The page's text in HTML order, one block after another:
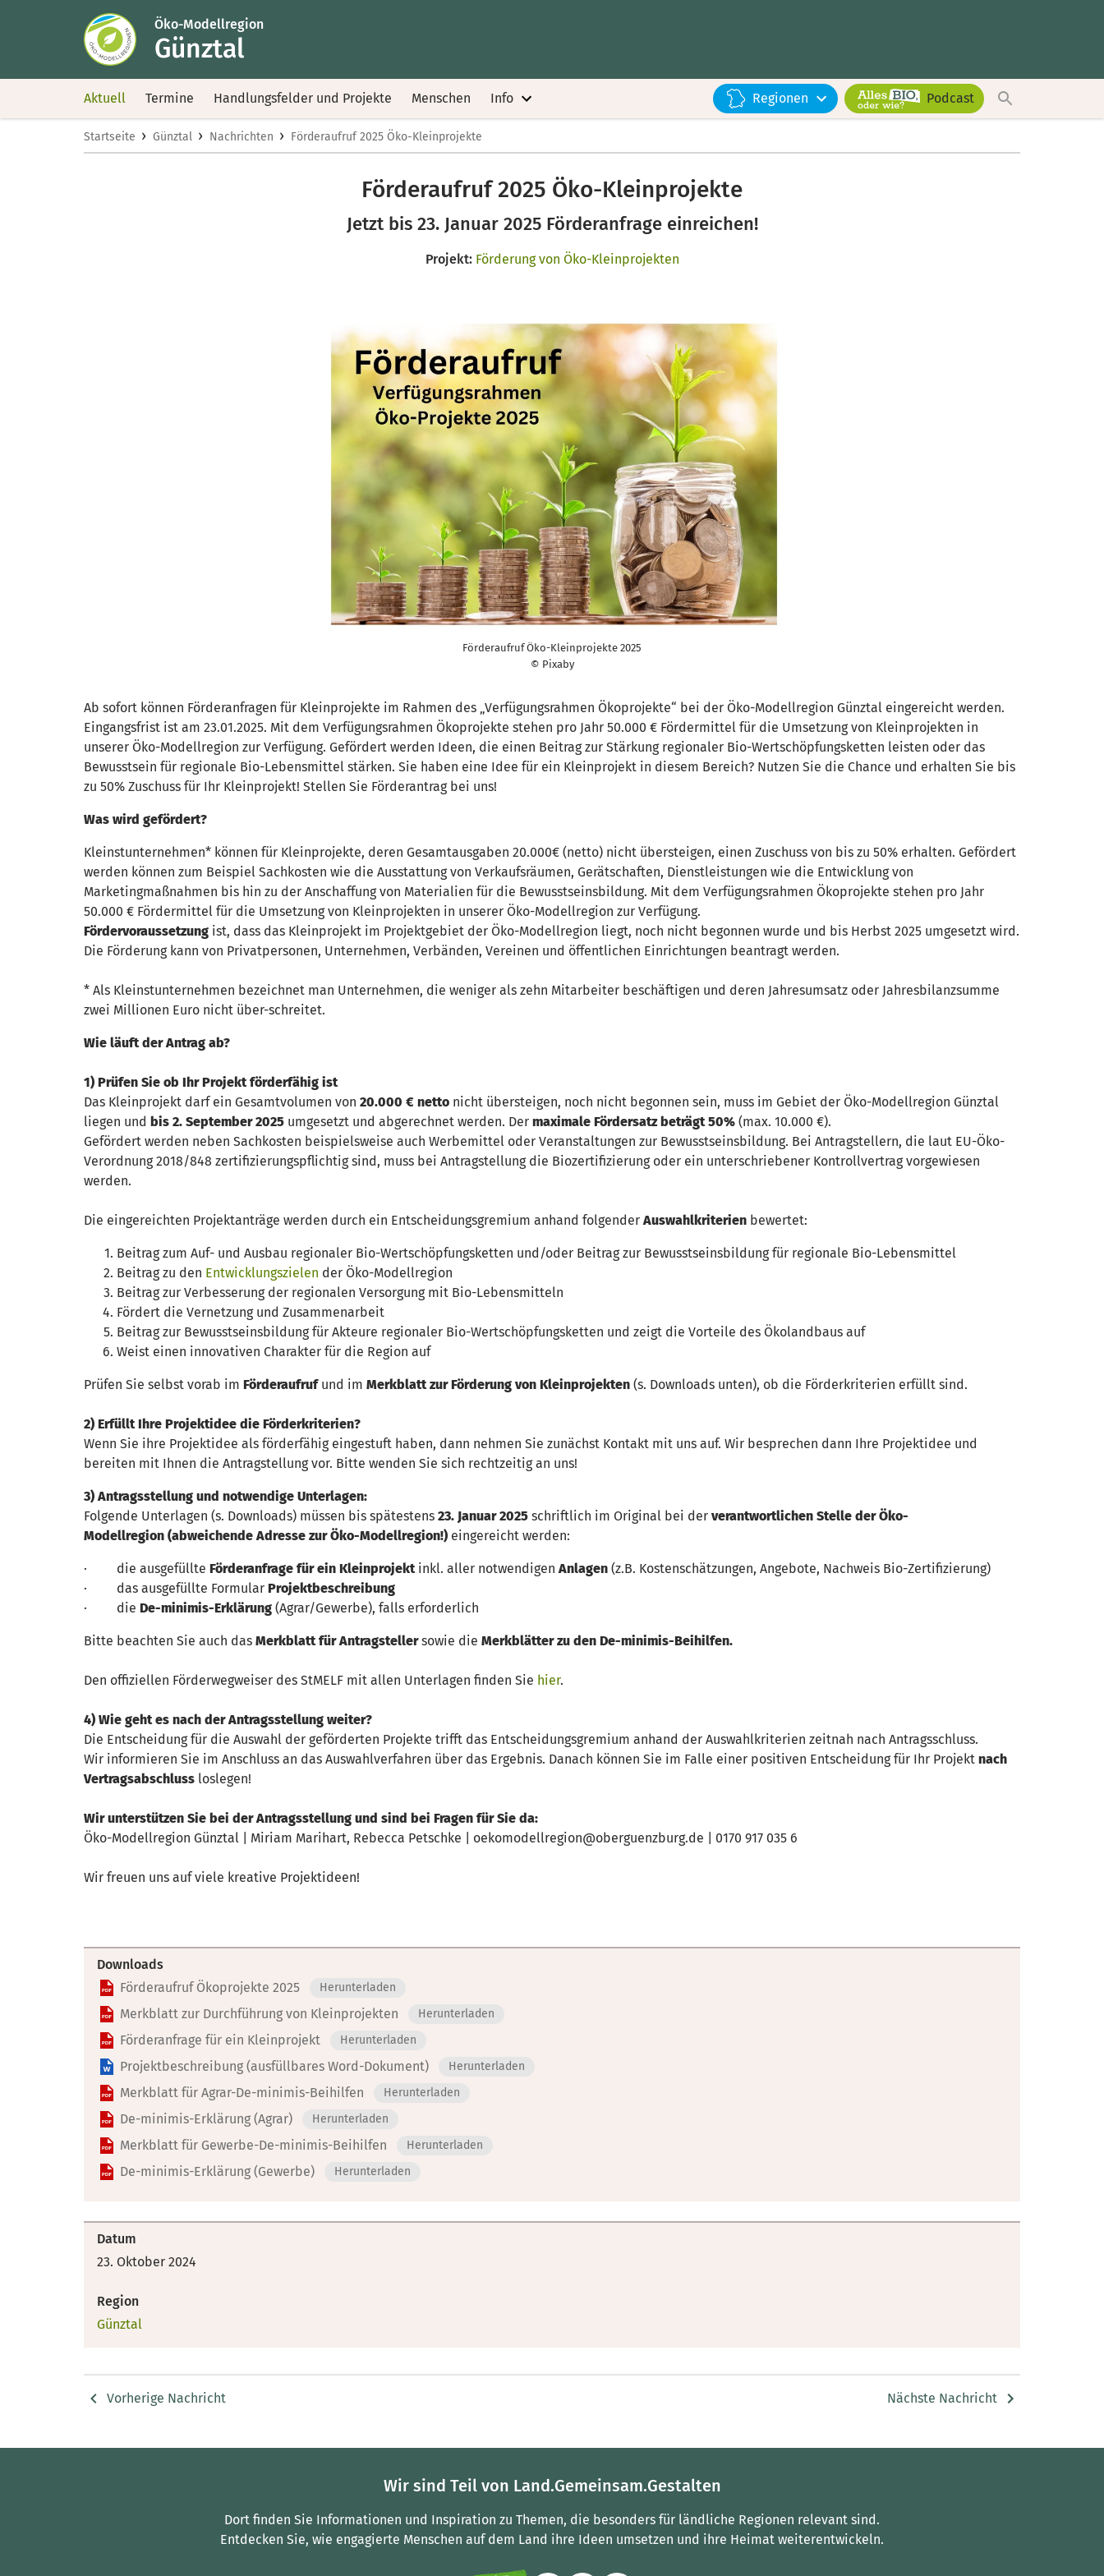
Öko-Modellregion
Günztal
Aktuell Termine Handlungsfelder und Projekte Menschen Info Regionen Podcast
Startseite › Günztal › Nachrichten › Förderaufruf 2025 Öko-Kleinprojekte
Förderaufruf 2025 Öko-Kleinprojekte
Jetzt bis 23. Januar 2025 Förderanfrage einreichen!
Projekt: Förderung von Öko-Kleinprojekten
Förderaufruf Öko-Kleinprojekte 2025
© Pixaby
Ab sofort können Förderanfragen für Kleinprojekte im Rahmen des „Verfügungsrahmen Ökoprojekte“ bei der Öko-Modellregion Günztal eingereicht werden.
Eingangsfrist ist am 23.01.2025. Mit dem Verfügungsrahmen Ökoprojekte stehen pro Jahr 50.000 € Fördermittel für die Umsetzung von Kleinprojekten in
unserer Öko-Modellregion zur Verfügung. Gefördert werden Ideen, die einen Beitrag zur Stärkung regionaler Bio-Wertschöpfungsketten leisten oder das
Bewusstsein für regionale Bio-Lebensmittel stärken. Sie haben eine Idee für ein Kleinprojekt in diesem Bereich? Nutzen Sie die Chance und erhalten Sie bis
zu 50% Zuschuss für Ihr Kleinprojekt! Stellen Sie Förderantrag bei uns!
Was wird gefördert?
Kleinstunternehmen* können für Kleinprojekte, deren Gesamtausgaben 20.000€ (netto) nicht übersteigen, einen Zuschuss von bis zu 50% erhalten. Gefördert
werden können zum Beispiel Sachkosten wie die Ausstattung von Verkaufsräumen, Gerätschaften, Dienstleistungen wie die Entwicklung von
Marketingmaßnahmen bis hin zu der Anschaffung von Materialien für die Bewusstseinsbildung. Mit dem Verfügungsrahmen Ökoprojekte stehen pro Jahr
50.000 € Fördermittel für die Umsetzung von Kleinprojekten in unserer Öko-Modellregion zur Verfügung.
Fördervoraussetzung ist, dass das Kleinprojekt im Projektgebiet der Öko-Modellregion liegt, noch nicht begonnen wurde und bis Herbst 2025 umgesetzt wird.
Die Förderung kann von Privatpersonen, Unternehmen, Verbänden, Vereinen und öffentlichen Einrichtungen beantragt werden.
* Als Kleinstunternehmen bezeichnet man Unternehmen, die weniger als zehn Mitarbeiter beschäftigen und deren Jahresumsatz oder Jahresbilanzsumme
zwei Millionen Euro nicht über-schreitet.
Wie läuft der Antrag ab?
1) Prüfen Sie ob Ihr Projekt förderfähig ist
Das Kleinprojekt darf ein Gesamtvolumen von 20.000 € netto nicht übersteigen, noch nicht begonnen sein, muss im Gebiet der Öko-Modellregion Günztal
liegen und bis 2. September 2025 umgesetzt und abgerechnet werden. Der maximale Fördersatz beträgt 50% (max. 10.000 €).
Gefördert werden neben Sachkosten beispielsweise auch Werbemittel oder Veranstaltungen zur Bewusstseinsbildung. Bei Antragstellern, die laut EU-Öko-
Verordnung 2018/848 zertifizierungspflichtig sind, muss bei Antragstellung die Biozertifizierung oder ein unterschriebener Kontrollvertrag vorgewiesen
werden.
Die eingereichten Projektanträge werden durch ein Entscheidungsgremium anhand folgenderAuswahlkriterien bewertet:
Beitrag zum Auf- und Ausbau regionaler Bio-Wertschöpfungsketten und/oder Beitrag zur Bewusstseinsbildung für regionale Bio-Lebensmittel
Beitrag zu den Entwicklungszielen der Öko-Modellregion
Beitrag zur Verbesserung der regionalen Versorgung mit Bio-Lebensmitteln
Fördert die Vernetzung und Zusammenarbeit
Beitrag zur Bewusstseinsbildung für Akteure regionaler Bio-Wertschöpfungsketten und zeigt die Vorteile des Ökolandbaus auf
Weist einen innovativen Charakter für die Region auf
Prüfen Sie selbst vorab im Förderaufruf und im Merkblatt zur Förderung von Kleinprojekten (s. Downloads unten), ob die Förderkriterien erfüllt sind.
2) Erfüllt Ihre Projektidee die Förderkriterien?
Wenn Sie ihre Projektidee als förderfähig eingestuft haben, dann nehmen Sie zunächst Kontakt mit uns auf. Wir besprechen dann Ihre Projektidee und
bereiten mit Ihnen die Antragstellung vor. Bitte wenden Sie sich rechtzeitig an uns!
3) Antragsstellung und notwendige Unterlagen:
Folgende Unterlagen (s. Downloads) müssen bis spätestens 23. Januar 2025 schriftlich im Original bei der verantwortlichen Stelle der Öko-
Modellregion (abweichende Adresse zur Öko-Modellregion!) eingereicht werden:
· die ausgefüllte Förderanfrage für ein Kleinprojekt inkl. aller notwendigen Anlagen (z.B. Kostenschätzungen, Angebote, Nachweis Bio-Zertifizierung)
· das ausgefüllte Formular Projektbeschreibung
· die De-minimis-Erklärung (Agrar/Gewerbe), falls erforderlich
Bitte beachten Sie auch das Merkblatt für Antragstellersowie die Merkblätter zu den De-minimis-Beihilfen.
Den offiziellen Förderwegweiser des StMELF mit allen Unterlagen finden Sie hier.
4) Wie geht es nach der Antragsstellung weiter?
Die Entscheidung für die Auswahl der geförderten Projekte trifft das Entscheidungsgremium anhand der Auswahlkriterien zeitnah nach Antragsschluss.
Wir informieren Sie im Anschluss an das Auswahlverfahren über das Ergebnis. Danach können Sie im Falle einer positiven Entscheidung für Ihr Projekt nach
Vertragsabschluss loslegen!
Wir unterstützen Sie bei der Antragsstellung und sind bei Fragen für Sie da:
Öko-Modellregion Günztal | Miriam Marihart, Rebecca Petschke | oekomodellregion@oberguenzburg.de | 0170 917 035 6
Wir freuen uns auf viele kreative Projektideen!
Downloads
Förderaufruf Ökoprojekte 2025
Herunterladen
Merkblatt zur Durchführung von Kleinprojekten Herunterladen
Förderanfrage für ein Kleinprojekt Herunterladen
Projektbeschreibung (ausfüllbares Word-Dokument) Herunterladen
Merkblatt für Agrar-De-minimis-Beihilfen Herunterladen
De-minimis-Erklärung (Agrar) Herunterladen
Merkblatt für Gewerbe-De-minimis-Beihilfen Herunterladen
De-minimis-Erklärung (Gewerbe) Herunterladen
Datum
23. Oktober 2024
Region
Günztal
Vorherige Nachricht Nächste Nachricht
Wir sind Teil von Land.Gemeinsam.Gestalten
Dort finden Sie Informationen und Inspiration zu Themen, die besonders für ländliche Regionen relevant sind.
Entdecken Sie, wie engagierte Menschen auf dem Land ihre Ideen umsetzen und ihre Heimat weiterentwickeln.